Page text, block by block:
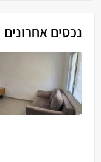
נכסים אחרונים